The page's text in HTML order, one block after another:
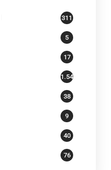
311
5
17
1.541
38
9
40
76